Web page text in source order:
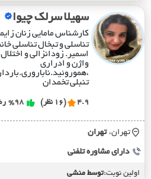
سهیلا سرلک چیوا
کارشناس مامایی زنان
اسمیر. زودانزالی و
واژن و ادراری
تنبلی تخمدان
4.9 (16 نظر) %98
تهران، تهران
دارای مشاوره تلفنی
اولین نوبت:توسط منشی